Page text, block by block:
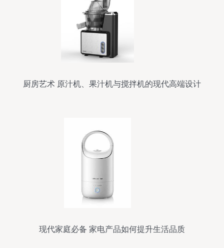
厨房艺术 原汁机、果汁机与搅拌机的现代高端设计
现代家庭必备 家电产品如何提升生活品质